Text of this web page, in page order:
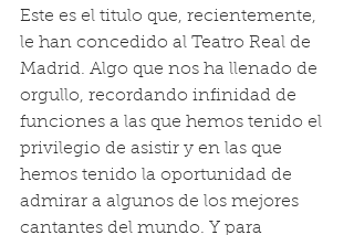
Este es el titulo que, recientemente,
le han concedido al Teatro Real de
Madrid. Algo que nos ha llenado de
orgullo, recordando infinidad de
funciones a las que hemos tenido el
privilegio de asistir y en las que
hemos tenido la oportunidad de
admirar a algunos de los mejores
cantantes del mundo. Y para